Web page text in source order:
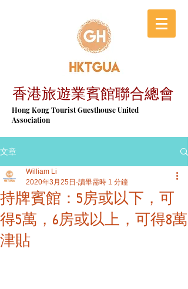
香港旅遊業賓館聯合總會
​Hong Kong Tourist Guesthouse United
Association
文章
持牌賓館：5房或以下，可
得5萬，6房或以上，可得8萬
津貼
William Li
2020年3月25日 讀畢需時 1 分鐘